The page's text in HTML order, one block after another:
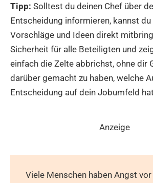
Tipp: Solltest du deinen Chef über
Entscheidung informieren, kannst
Vorschläge und Ideen direkt
Sicherheit für alle Beteiligten und
einfach die Zelte abbrichst, ohne dir
darüber gemacht zu haben, welche
Entscheidung auf dein Jobumfeld
Anzeige
Viele Menschen haben Angst